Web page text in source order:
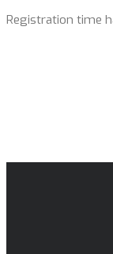
Registration time